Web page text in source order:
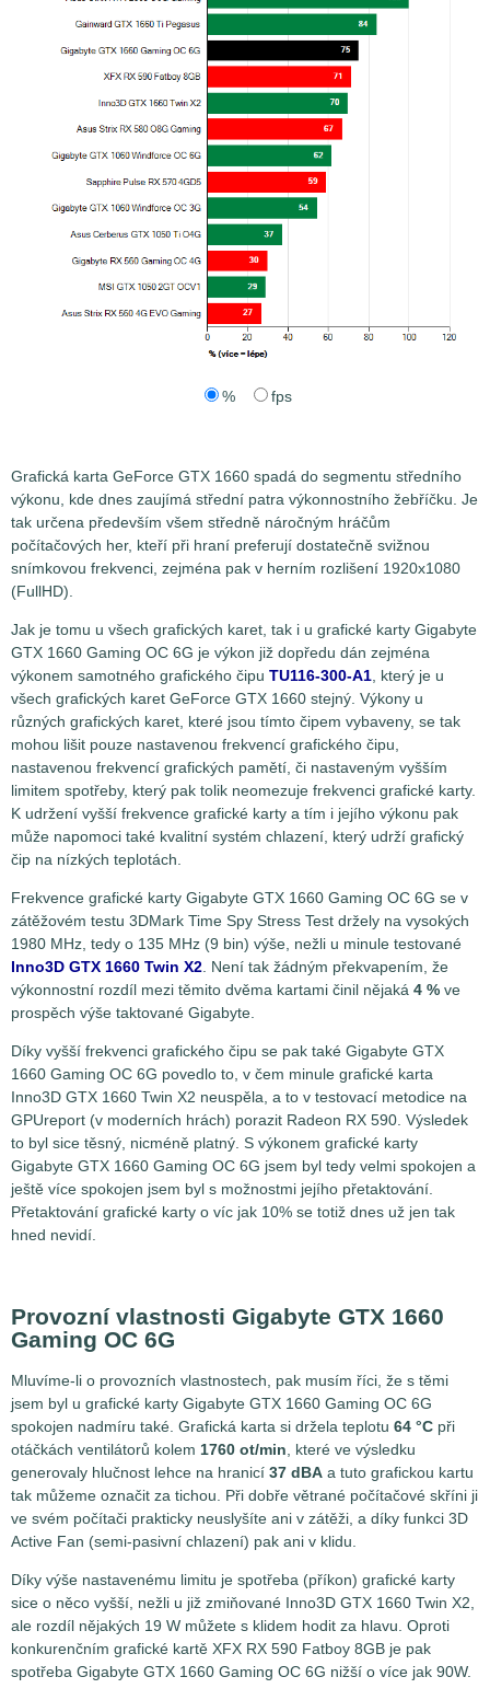
% fps
Grafická karta GeForce GTX 1660 spadá do segmentu středního
výkonu, kde dnes zaujímá střední patra výkonnostního žebříčku. Je
tak určena především všem středně náročným hráčům
počítačových her, kteří při hraní preferují dostatečně svižnou
snímkovou frekvenci, zejména pak v herním rozlišení 1920x1080
(FullHD).
Jak je tomu u všech grafických karet, tak i u grafické karty Gigabyte
GTX 1660 Gaming OC 6G je výkon již dopředu dán zejména
výkonem samotného grafického čipu TU116-300-A1, který je u
všech grafických karet GeForce GTX 1660 stejný. Výkony u
různých grafických karet, které jsou tímto čipem vybaveny, se tak
mohou lišit pouze nastavenou frekvencí grafického čipu,
nastavenou frekvencí grafických pamětí, či nastaveným vyšším
limitem spotřeby, který pak tolik neomezuje frekvenci grafické karty.
K udržení vyšší frekvence grafické karty a tím i jejího výkonu pak
může napomoci také kvalitní systém chlazení, který udrží grafický
čip na nízkých teplotách.
Frekvence grafické karty Gigabyte GTX 1660 Gaming OC 6G se v
zátěžovém testu 3DMark Time Spy Stress Test držely na vysokých
1980 MHz, tedy o 135 MHz (9 bin) výše, nežli u minule testované
Inno3D GTX 1660 Twin X2. Není tak žádným překvapením, že
výkonnostní rozdíl mezi těmito dvěma kartami činil nějaká 4 % ve
prospěch výše taktované Gigabyte.
Díky vyšší frekvenci grafického čipu se pak také Gigabyte GTX
1660 Gaming OC 6G povedlo to, v čem minule grafické karta
Inno3D GTX 1660 Twin X2 neuspěla, a to v testovací metodice na
GPUreport (v moderních hrách) porazit Radeon RX 590. Výsledek
to byl sice těsný, nicméně platný. S výkonem grafické karty
Gigabyte GTX 1660 Gaming OC 6G jsem byl tedy velmi spokojen a
ještě více spokojen jsem byl s možnostmi jejího přetaktování.
Přetaktování grafické karty o víc jak 10% se totiž dnes už jen tak
hned nevidí.
Provozní vlastnosti Gigabyte GTX 1660
Gaming OC 6G
Mluvíme-li o provozních vlastnostech, pak musím říci, že s těmi
jsem byl u grafické karty Gigabyte GTX 1660 Gaming OC 6G
spokojen nadmíru také. Grafická karta si držela teplotu 64 °C při
otáčkách ventilátorů kolem 1760 ot/min , které ve výsledku
generovaly hlučnost lehce na hranicí 37 dBA a tuto grafickou kartu
tak můžeme označit za tichou. Při dobře větrané počítačové skříni ji
ve svém počítači prakticky neuslyšíte ani v zátěži, a díky funkci 3D
Active Fan (semi-pasivní chlazení) pak ani v klidu.
Díky výše nastavenému limitu je spotřeba (příkon) grafické karty
sice o něco vyšší, nežli u již zmiňované Inno3D GTX 1660 Twin X2,
ale rozdíl nějakých 19 W můžete s klidem hodit za hlavu. Oproti
konkurenčním grafické kartě XFX RX 590 Fatboy 8GB je pak
spotřeba Gigabyte GTX 1660 Gaming OC 6G nižší o více jak 90W.